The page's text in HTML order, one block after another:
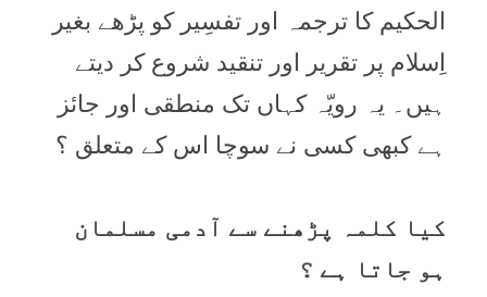
الحکیم کا ترجمہ اور تفسِیر کو پڑھے بغیر
اِسلام پر تقریر اور تنقید شروع کر دیتے
ہیں۔ یہ رویّہ کہاں تک منطقی اور جائز
ہے کبھی کسی نے سوچا اس کے متعلق ؟
کیا کلمہ پڑھنے سے آدمی مسلمان
ہو جاتا ہے ؟